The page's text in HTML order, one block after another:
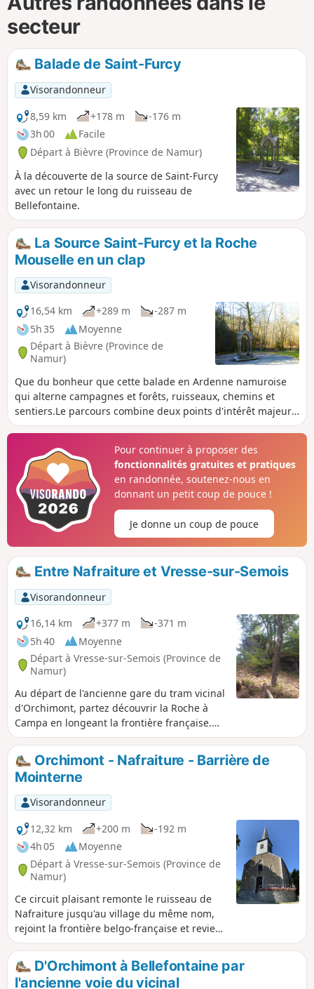
secteur
Balade de Saint-Furcy
Visorandonneur
8,59 km
+178 m
-176 m
3h 00
Facile
Départ à Bièvre (Province de Namur)
À la découverte de la source de Saint-Furcy
avec un retour le long du ruisseau de
Bellefontaine.
La Source Saint-Furcy et la Roche
Mouselle en un clap
Visorandonneur
16,54 km
+289 m
-287 m
5h 35
Moyenne
Départ à Bièvre (Province de
Namur)
Que du bonheur que cette balade en Ardenne namuroise
qui alterne campagnes et forêts, ruisseaux, chemins et
sentiers.Le parcours combine deux points d'intérêt majeurs
dans la région : la Source Saint Furcy et la Grotte de la
Pour continuer à proposer des
fonctionnalités gratuites et pratiques
en randonnée, soutenez-nous en
donnant un petit coup de pouce !
Je donne un coup de pouce
Entre Nafraiture et Vresse-sur-Semois
Visorandonneur
16,14 km
+377 m
-371 m
5h 40
Moyenne
Départ à Vresse-sur-Semois (Province de
Namur)
Au départ de l'ancienne gare du tram vicinal
d'Orchimont, partez découvrir la Roche à
Campa en longeant la frontière française.
Ensuite direction la chapelle du Flachîs puis
le Camp des Blaireaux qui est une
reconstitution d'un camp de maquisards et
terminez par la Roche des Fées de Vresse-
sur-Semois.
Orchimont - Nafraiture - Barrière de
Mointerne
Visorandonneur
12,32 km
+200 m
-192 m
4h 05
Moyenne
Départ à Vresse-sur-Semois (Province de
Namur)
Ce circuit plaisant remonte le ruisseau de
Nafraiture jusqu'au village du même nom,
rejoint la frontière belgo-française et revient
par l'autre versant du même vallon.
D'Orchimont à Bellefontaine par
l'ancienne voie du vicinal